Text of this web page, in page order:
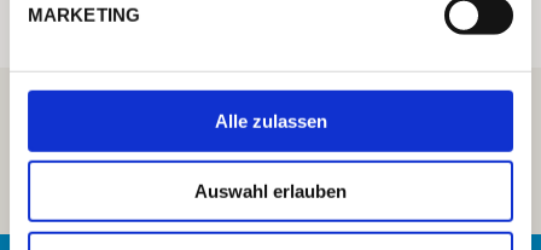
MARKETING
Alle zulassen
Auswahl erlauben
“ Rundum sorgloser Urlaub für
Familien in Istrien ”